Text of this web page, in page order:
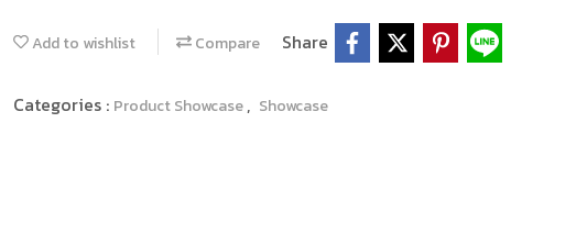
Add to wishlist Compare Share
Categories : Product Showcase, Showcase